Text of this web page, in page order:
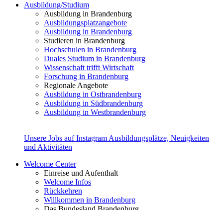
Ausbildung/Studium
Ausbildung in Brandenburg
Ausbildungsplatzangebote
Ausbildung in Brandenburg
Studieren in Brandenburg
Hochschulen in Brandenburg
Duales Studium in Brandenburg
Wissenschaft trifft Wirtschaft
Forschung in Brandenburg
Regionale Angebote
Ausbildung in Ostbrandenburg
Ausbildung in Südbrandenburg
Ausbildung in Westbrandenburg
Unsere Jobs auf Instagram Ausbildungsplätze, Neuigkeiten
und Aktivitäten
Welcome Center
Einreise und Aufenthalt
Welcome Infos
Rückkehren
Willkommen in Brandenburg